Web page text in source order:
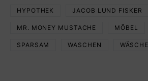
HYPOTHEK JACOB LUND FISKER
MR. MONEY MUSTACHE MÖBEL
SPARSAM WASCHEN WÄSCHE